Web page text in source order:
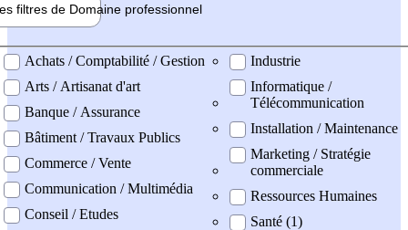
filtres de Domaine professionnel
professionel
Achats / Comptabilité / Gestion
Arts / Artisanat d'art
Banque / Assurance
Bâtiment / Travaux Publics
Commerce / Vente
Communication / Multimédia
Conseil / Etudes
Industrie
Informatique /
Télécommunication
Installation / Maintenance
Marketing / Stratégie
commerciale
Ressources Humaines
Santé (1)